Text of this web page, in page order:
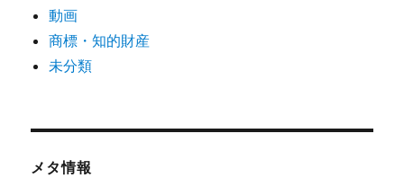
動画
商標・知的財産
未分類
メタ情報